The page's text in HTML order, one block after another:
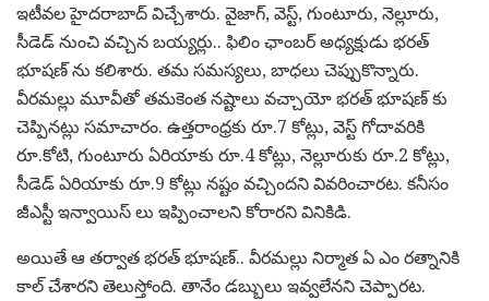
ఇటీవల హైదరాబాద్ విచ్చేశారు. వైజాగ్, వెస్ట్, గుంటూరు, నెల్లూరు,
సీడెడ్ నుంచి వచ్చిన బయ్యర్లు.. ఫిలిం ఛాంబర్ అధ్యక్షుడు భరత్
భూషణ్ ను కలిశారు. తమ సమస్యలు, బాధలు చెప్పుకొన్నారు.
వీరమల్లు మూవీతో తమకెంత నష్టాలు వచ్చాయో భరత్ భూషణ్ కు
చెప్పినట్లు సమాచారం. ఉత్తరాంధ్రకు రూ.7 కోట్లు, వెస్ట్ గోదావరికి
రూ.కోటి, గుంటూరు ఏరియాకు రూ.4 కోట్లు, నెల్లూరుకు రూ.2 కోట్లు,
సీడెడ్ ఏరియాకు రూ.9 కోట్లు నష్టం వచ్చిందని వివరించారట. కనీసం
జీఎస్టీ ఇన్వాయిస్ లు ఇప్పించాలని కోరారని వినికిడి.
అయితే ఆ తర్వాత భరత్ భూషణ్.. వీరమల్లు నిర్మాత ఏ ఎం రత్నానికి
కాల్ చేశారని తెలుస్తోంది. తానేం డబ్బులు ఇవ్వలేనని చెప్పారట.